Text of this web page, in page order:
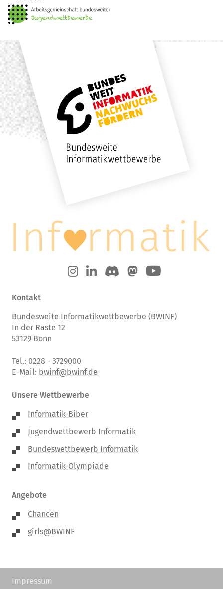
Kontakt
Bundesweite Informatikwettbewerbe (BWINF)
In der Raste 12
53129 Bonn
Tel.: 0228 - 3729000
E-Mail: bwinf@bwinf.de
Unsere Wettbewerbe
Informatik-Biber
Jugendwettbewerb Informatik
Bundeswettbewerb Informatik
Informatik-Olympiade
Angebote
Chancen
girls@BWINF
Impressum